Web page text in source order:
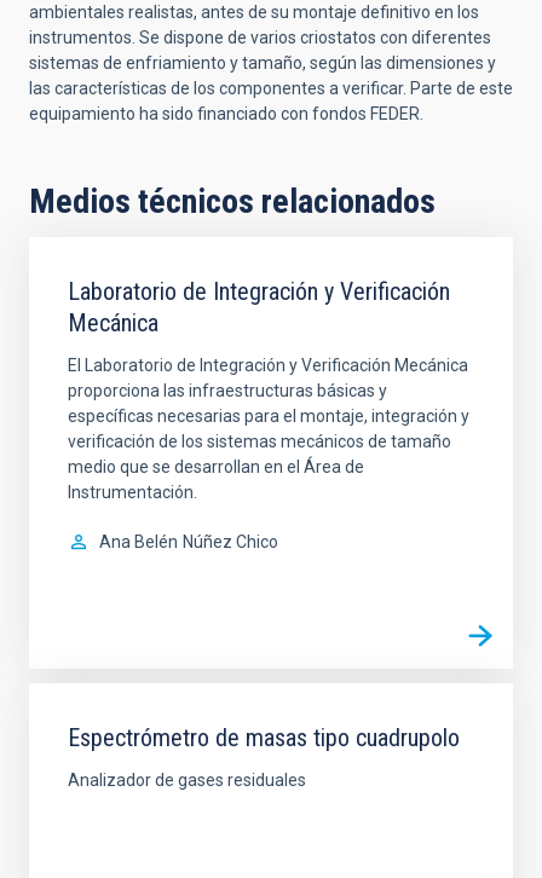
ambientales realistas, antes de su montaje definitivo en los
instrumentos. Se dispone de varios criostatos con diferentes
sistemas de enfriamiento y tamaño, según las dimensiones y
las características de los componentes a verificar. Parte de este
equipamiento ha sido financiado con fondos FEDER.
Medios técnicos relacionados
Laboratorio de Integración y Verificación
Mecánica
El Laboratorio de Integración y Verificación Mecánica
proporciona las infraestructuras básicas y
específicas necesarias para el montaje, integración y
verificación de los sistemas mecánicos de tamaño
medio que se desarrollan en el Área de
Instrumentación.
Ana Belén Núñez Chico
Espectrómetro de masas tipo cuadrupolo
Analizador de gases residuales